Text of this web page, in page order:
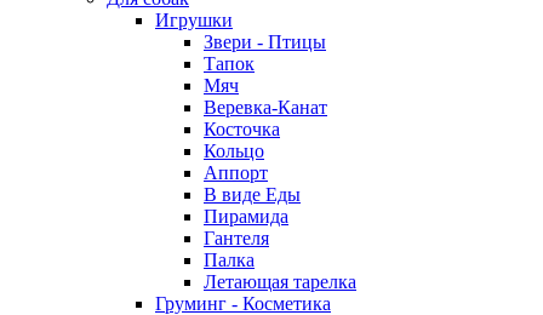
Игрушки
Звери - Птицы
Тапок
Мяч
Веревка-Канат
Косточка
Кольцо
Аппорт
В виде Еды
Пирамида
Гантеля
Палка
Летающая тарелка
Груминг - Косметика